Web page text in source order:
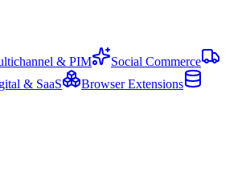
& PIM
Social Commerce
& SaaS
Browser Extensions